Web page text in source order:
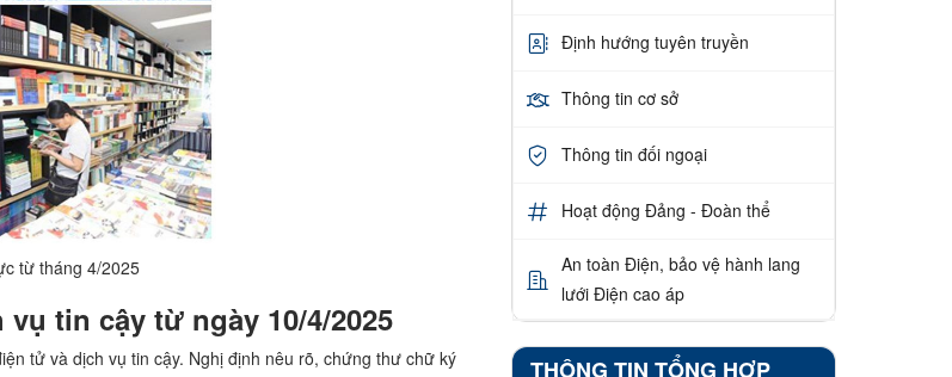
từ tháng 4/2025
tin cậy từ ngày 10/4/2025
tử và dịch vụ tin cậy. Nghị định nêu rõ, chứng thư chữ ký
Định hướng tuyên truyền
Thông tin cơ sở
Thông tin đối ngoại
Hoạt động Đảng - Đoàn thể
An toàn Điện, bảo vệ hành lang
lưới Điện cao áp
THÔNG TIN TỔNG HỢP